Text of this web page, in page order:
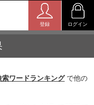
登録 ログイン
索ワードランキングで他の